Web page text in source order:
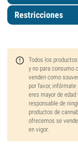
Restricciones
Todos los
y no para consumo
venden como
por favor,
eres mayor de
responsable de
productos de
ofrecemos se
en vigor.